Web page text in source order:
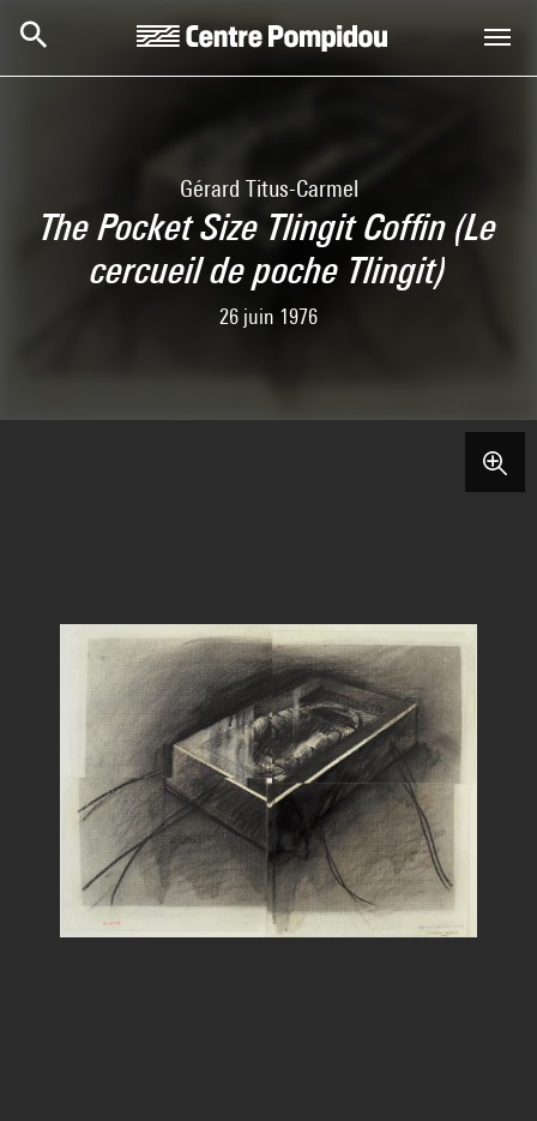
Gérard Titus-Carmel
The Pocket Size Tlingit Coffin (Le
cercueil de poche Tlingit)
26 juin 1976